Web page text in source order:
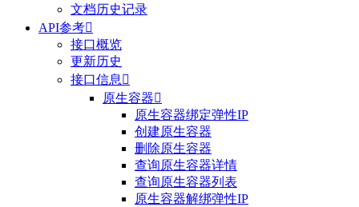
文档历史记录
API参考
接口概览
更新历史
接口信息 
原生容器
原生容器绑定弹性IP
创建原生容器
删除原生容器
查询原生容器详情
查询原生容器列表
原生容器解绑弹性IP